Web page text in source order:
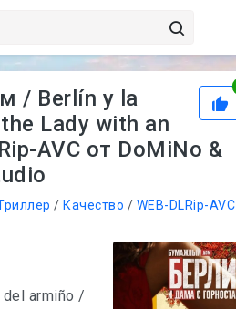
/ Berlín y la
Lady with an
AVC от DoMiNo &
/Качество / WEB-DLRip-AVC
del armiño /